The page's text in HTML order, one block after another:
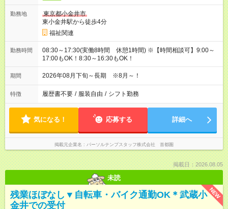
勤務地
東京都小金井市
東小金井駅から徒歩4分
福祉関連
勤務時間
08:30～17:30(実働8時間 休憩1時間) ※【時間相談可】9:00～
17:00もOK！8:30～16:30もOK！
期間 2026年08月下旬～長期 ※8月～！
特徴 履歴書不要 / 服装自由 / シフト勤務
気になる！ 応募する 詳細へ
掲載元企業名 パーソルテンプスタッフ株式会社 首都圏
掲載日：2026.08.05
未読
NEW
残業ほぼなし▼自転車・バイク通勤OK＊武蔵小
金井での受付